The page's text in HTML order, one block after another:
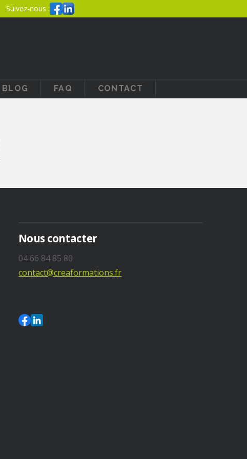
Suivez-nous :
BLOG FAQ CONTACT
Nous contacter
04 66 84 85 80
contact@creaformations.fr